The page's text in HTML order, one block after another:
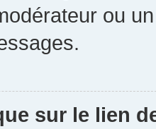
ou
sur le lien